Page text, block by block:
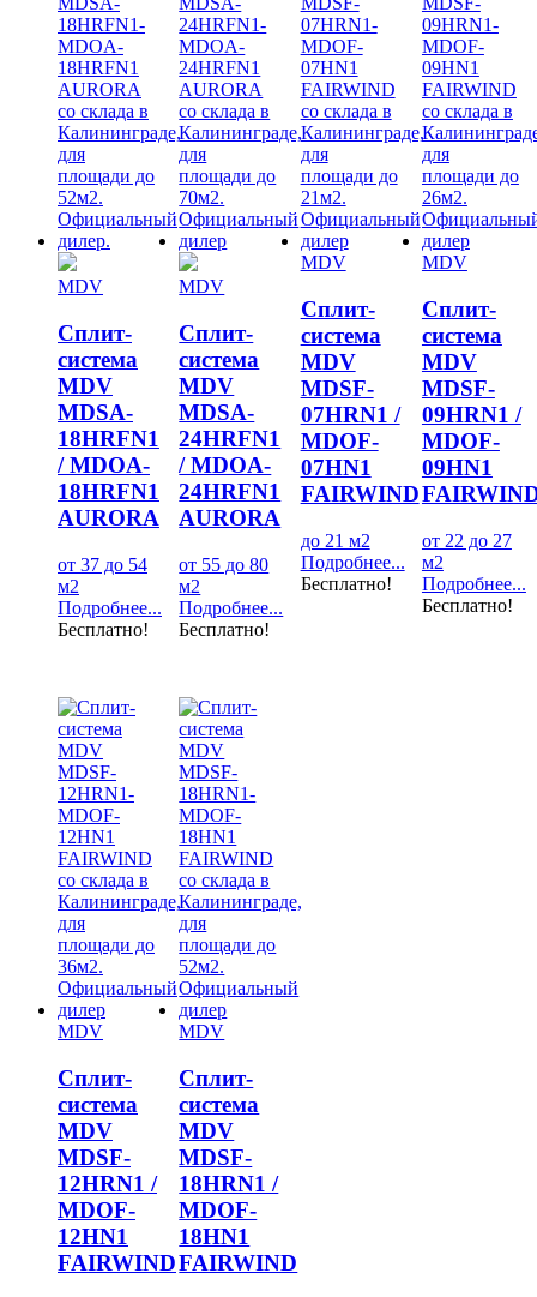
MDV
Сплит-
система
MDV
MDSA-
18HRFN1
/ MDOA-
18HRFN1
AURORA
от 37 до 54
м2
Подробнее...
Бесплатно!
MDV
Сплит-
система
MDV
MDSA-
24HRFN1
/ MDOA-
24HRFN1
AURORA
от 55 до 80
м2
Подробнее...
Бесплатно!
MDV
Сплит-
система
MDV
MDSF-
07HRN1 /
MDOF-
07HN1
FAIRWIND
до 21 м2
Подробнее...
Бесплатно!
MDV
Сплит-
система
MDV
MDSF-
09HRN1 /
MDOF-
09HN1
от 22 до 27
м2
Подробнее...
Бесплатно!
MDV
Сплит-
система
MDV
MDSF-
12HRN1 /
MDOF-
12HN1
FAIRWIND
MDV
Сплит-
система
MDV
MDSF-
18HRN1 /
MDOF-
18HN1
FAIRWIND